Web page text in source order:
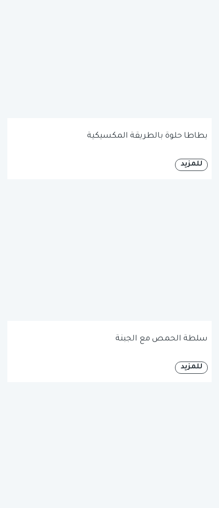
بطاطا حلوة بالطريقة المكسيكية
للمزيد
سلطة الحمص مع الجبنة
للمزيد